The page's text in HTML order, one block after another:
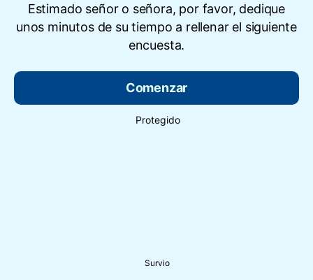
Estimado señor o señora, por favor, dedique
unos minutos de su tiempo a rellenar el siguiente
encuesta.
Comenzar
Protegido
Survio